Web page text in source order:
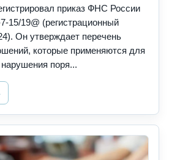
приказ ФНС России
15/19@ (регистрационный
Он утверждает перечень
которые применяются для
поря...